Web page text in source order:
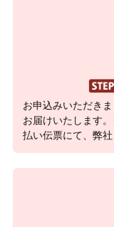
お申込みいただき
お届けいたします
払い伝票にて、弊社